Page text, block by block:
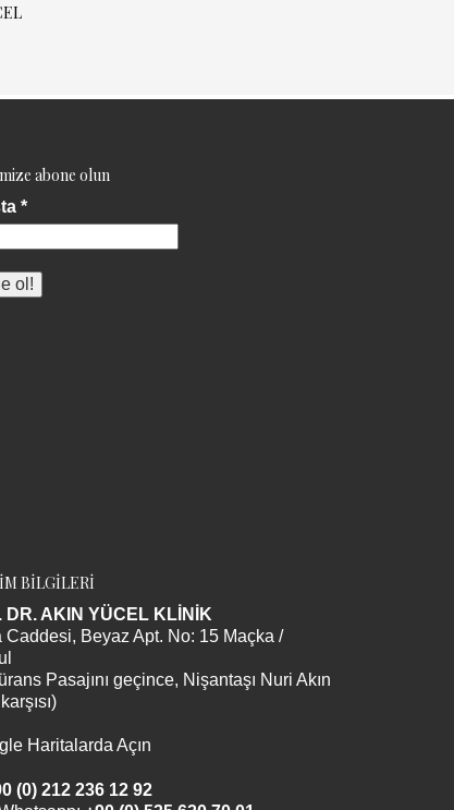
abone olun
*
BİLGİLERİ
DR. AKIN YÜCEL KLİNİK
Caddesi, Beyaz Apt. No: 15 Maçka /
Pasajını geçince, Nişantaşı Nuri Akın
Haritalarda Açın
(0) 212 236 12 92